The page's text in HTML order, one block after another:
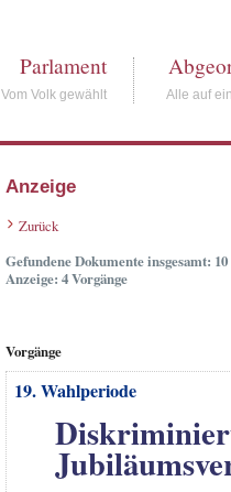
Parlament
Vom Volk gewählt Alle auf
Anzeige
Zurück
Gefundene Dokumente insgesamt: 10
Anzeige: 4 Vorgänge
Vorgänge
19. Wahlperiode